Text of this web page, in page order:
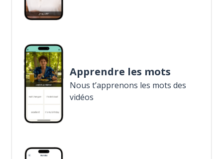
Apprendre les mots
Nous t’apprenons les mots des
vidéos